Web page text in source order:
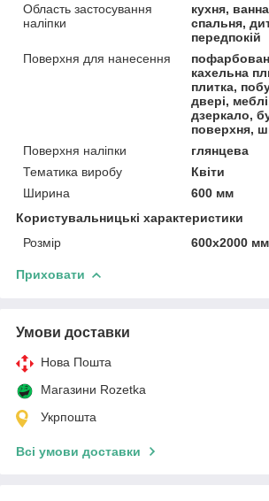
Область застосування
наліпки
кухня,
спальня,
передпокій
Поверхня для нанесення
кахельна
плитка,
двері,
дзеркало,
поверхня,
Поверхня наліпки
глянцева
Тематика виробу
Квіти
Ширина
600 мм
Користувальницькі характеристики
Розмір
600х2000 мм
Приховати
Умови доставки
Нова Пошта
Магазини Rozetka
Укрпошта
Всі умови доставки